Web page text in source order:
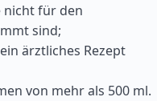
nicht für den
sind;
ärztliches Rezept
von mehr als 500 ml.